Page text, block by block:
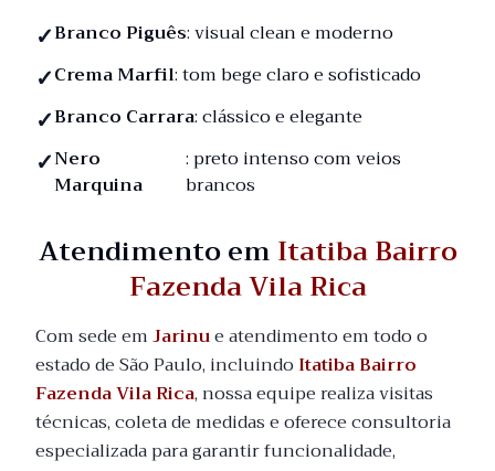
Branco Piguês: visual clean e moderno
Crema Marfil: tom bege claro e sofisticado
Branco Carrara: clássico e elegante
Nero
Marquina
: preto intenso com veios
brancos
Atendimento emItatiba Bairro
Fazenda Vila Rica
Com sede emJarinue atendimento em todo o
estado de São Paulo, incluindo Itatiba Bairro
Fazenda Vila Rica, nossa equipe realiza visitas
técnicas, coleta de medidas e oferece consultoria
especializada para garantir funcionalidade,